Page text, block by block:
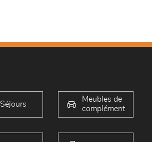
Séjours
Meubles de
complément